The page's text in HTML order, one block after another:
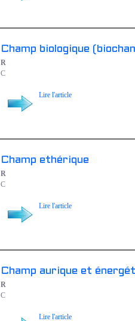
Champ biologique
R
C
Lire l'article
Champ ethérique
R
C
Lire l'article
Champ aurique et
R
C
Lire l'article